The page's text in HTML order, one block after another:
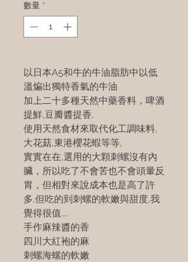
數量 *
以日本A5和牛的牛油脂肪中以低
溫煸出獨特香氣的牛油
加上二十多種天然中藥香料，啤酒
提鮮,豆瓣醬提香,
使用天然食材來取代化工調味料,
大花菇,東港櫻花蝦等等,
實實在在,選用的大顆刺螺沒有內
臟，所以吃了不會苦也不會頭暈反
胃，但相對來說成本也是高了許
多,但吃的到刺螺的軟嫩與甜度,我
覺得很值....
手作麻辣醬的香
四川大紅袍的麻
刺螺海螺的軟嫩